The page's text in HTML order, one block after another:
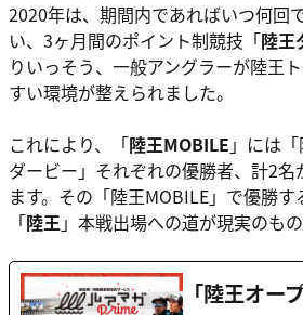
2020年は、期間内であればいつ何回
い、3ヶ月間のポイント制競技「陸王
りいっそう、一般アングラーが陸王
すい環境が整えられました。
これにより、「陸王MOBILE 」には
ダービー」それぞれの優勝者、計2名
ます。その「陸王MOBILE」で優勝す
「陸王」本戦出場への道が現実のも
「陸王オー